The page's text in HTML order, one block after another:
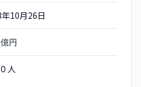
10月26日
円
人